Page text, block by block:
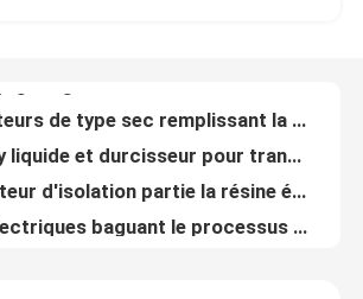
Agent de démoulage de processus de bâti pour le moule d'APG avec les transformateurs secs